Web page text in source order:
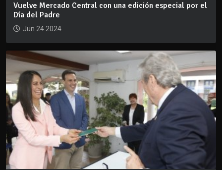
Vuelve Mercado Central con una edición especial por el
Día del Padre
Jun 24 2024